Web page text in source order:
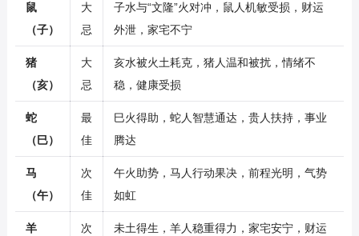
鼠
（子）
大
忌
子水与“文隆”火对冲，鼠人机敏受损，财运
外泄，家宅不宁
猪
（亥）
大
忌
亥水被火土耗克，猪人温和被扰，情绪不
稳，健康受损
蛇
（巳）
最
佳
巳火得助，蛇人智慧通达，贵人扶持，事业
腾达
马
（午）
次
佳
午火助势，马人行动果决，前程光明，气势
如虹
羊
次
未土得生，羊人稳重得力，家宅安宁，财运